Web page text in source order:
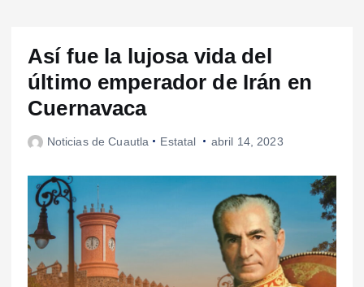
Así fue la lujosa vida del
último emperador de Irán en
Cuernavaca
Noticias de Cuautla Estatal abril 14, 2023